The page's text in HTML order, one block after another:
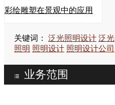
彩绘雕塑在景观中的应用
关键词： 泛光照明设计 泛光
照明 照明设计 照明设计公司
业务范围